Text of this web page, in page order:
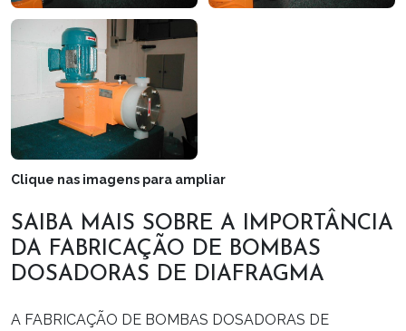
Clique nas imagens para ampliar
SAIBA MAIS SOBRE A IMPORTÂNCIA
DA FABRICAÇÃO DE BOMBAS
DOSADORAS DE DIAFRAGMA
A FABRICAÇÃO DE BOMBAS DOSADORAS DE